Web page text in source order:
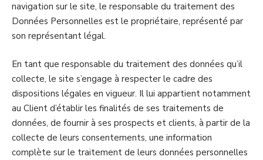
navigation sur le site, le responsable du traitement des
Données Personnelles est le propriétaire, représenté par
son représentant légal.
En tant que responsable du traitement des données qu’il
collecte, le site s’engage à respecter le cadre des
dispositions légales en vigueur. Il lui appartient notamment
au Client d’établir les finalités de ses traitements de
données, de fournir à ses prospects et clients, à partir de la
collecte de leurs consentements, une information
complète sur le traitement de leurs données personnelles